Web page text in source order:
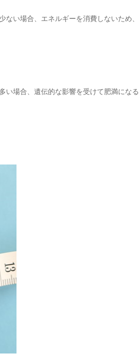
い場合、エネルギーを消費しないため、
い場合、遺伝的な影響を受けて肥満になる